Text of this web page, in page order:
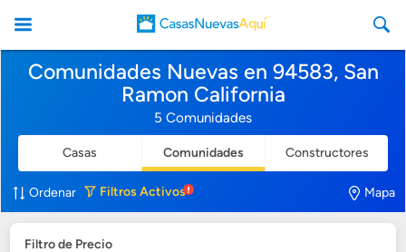
CasasNuevasAqui
Comunidades Nuevas en 94583, San
Ramon California
5 Comunidades
Casas Comunidades Constructores
Ordenar Filtros Activos Mapa
Filtro de Precio